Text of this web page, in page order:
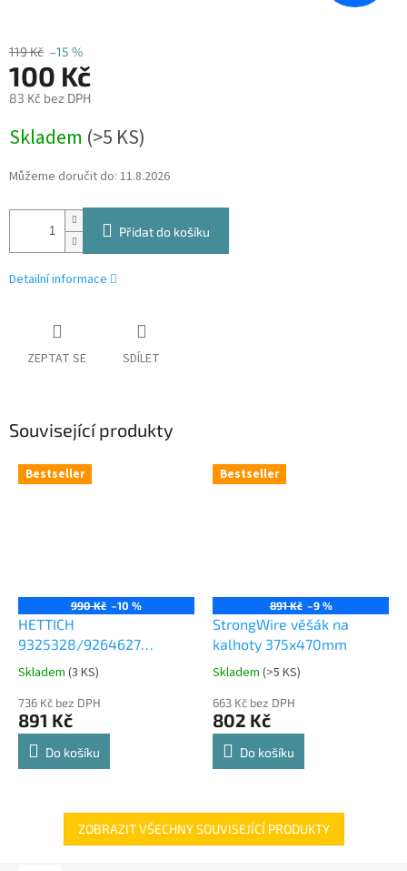
119 Kč –15 %
100 Kč
83 Kč bez DPH
cena:
Skladem (>5 KS)
Můžeme doručit do: 11.8.2026
Přidat do košíku
Detailní informace
ZEPTAT SE SDÍLET
Související produkty
Bestseller
990 Kč –10 %
HETTICH
9325328/9264627
Comfort Spin 360° otočná
police 8kg
Průměrné
produktu
je
4,8
Skladem (3 KS)
736 Kč bez DPH
891 Kč
Do košíku
Bestseller
891 Kč –9 %
StrongWire věšák na
kalhoty 375x470mm
Průměrné
produktu
je
4,8
Skladem (>5 KS)
663 Kč bez DPH
802 Kč
Do košíku
ZOBRAZIT VŠECHNY SOUVISEJÍCÍ PRODUKTY